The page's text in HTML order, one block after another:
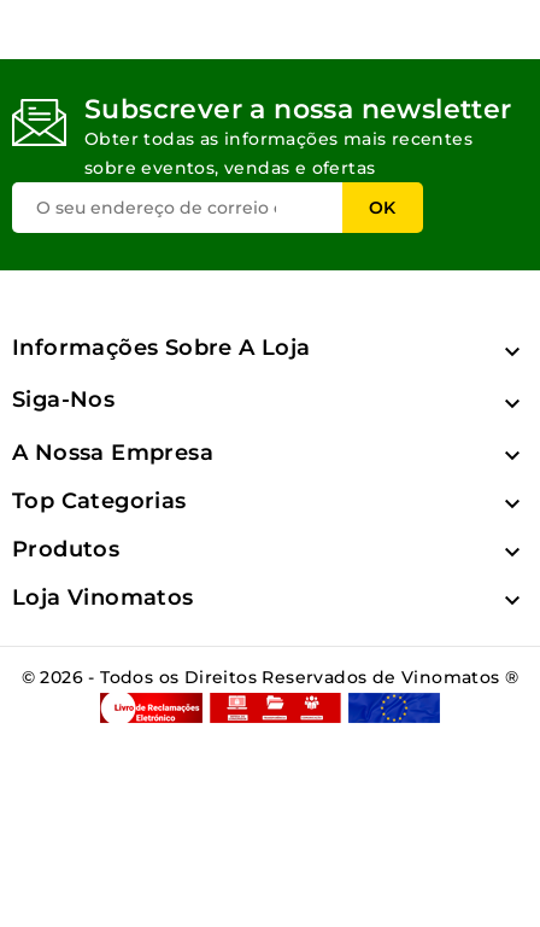
Subscrever a nossa newsletter
Obter todas as informações mais recentes
sobre eventos, vendas e ofertas
Informações Sobre A Loja 
Siga-Nos 
A Nossa Empresa 
Top Categorias 
Produtos 
Loja Vinomatos 
© 2026 - Todos os Direitos Reservados de Vinomatos ®